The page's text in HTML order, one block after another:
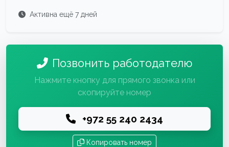
Активна ещё 7 дней
Позвонить работодателю
Нажмите кнопку для прямого звонка или
скопируйте номер
+972 55 240 2434
Копировать номер